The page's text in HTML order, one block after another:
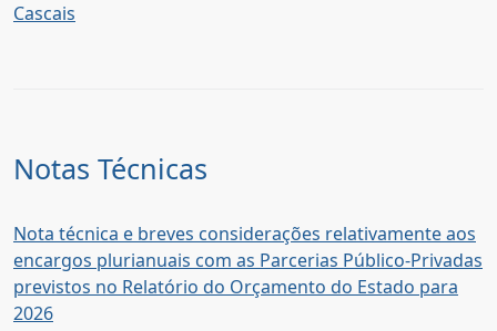
Cascais
Notas Técnicas
Nota técnica e breves considerações relativamente aos
encargos plurianuais com as Parcerias Público-Privadas
previstos no Relatório do Orçamento do Estado para
2026